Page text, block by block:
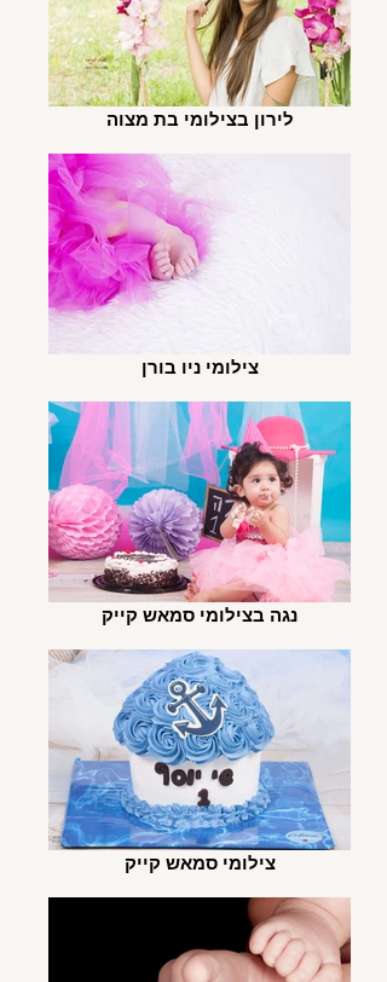
לירון בצילומי בת מצוה
צילומי ניו בורן
נגה בצילומי סמאש קייק
צילומי סמאש קייק